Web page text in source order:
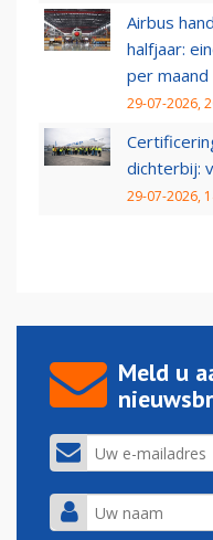
Airbus
halfjaar:
per maand
29-07-2026,
dichterbij:
29-07-2026,
Meld u